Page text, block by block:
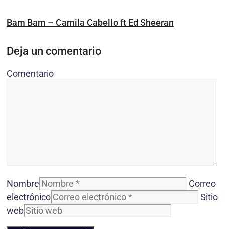
Bam Bam – Camila Cabello ft Ed Sheeran
Deja un comentario
Comentario
Nombre
Correo
electrónico
Sitio
web